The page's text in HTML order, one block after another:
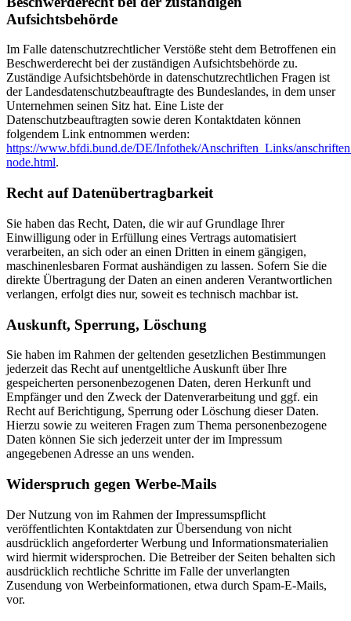
Aufsichtsbehörde
Im Falle datenschutzrechtlicher Verstöße steht dem Betroffenen ein
Beschwerderecht bei der zuständigen Aufsichtsbehörde zu.
Zuständige Aufsichtsbehörde in datenschutzrechtlichen Fragen ist
der Landesdatenschutzbeauftragte des Bundeslandes, in dem unser
Unternehmen seinen Sitz hat. Eine Liste der
Datenschutzbeauftragten sowie deren Kontaktdaten können
folgendem Link entnommen werden:
https://www.bfdi.bund.de/DE/Infothek/Anschriften_Links/
node.html.
Recht auf Datenübertragbarkeit
Sie haben das Recht, Daten, die wir auf Grundlage Ihrer
Einwilligung oder in Erfüllung eines Vertrags automatisiert
verarbeiten, an sich oder an einen Dritten in einem gängigen,
maschinenlesbaren Format aushändigen zu lassen. Sofern Sie die
direkte Übertragung der Daten an einen anderen Verantwortlichen
verlangen, erfolgt dies nur, soweit es technisch machbar ist.
Auskunft, Sperrung, Löschung
Sie haben im Rahmen der geltenden gesetzlichen Bestimmungen
jederzeit das Recht auf unentgeltliche Auskunft über Ihre
gespeicherten personenbezogenen Daten, deren Herkunft und
Empfänger und den Zweck der Datenverarbeitung und ggf. ein
Recht auf Berichtigung, Sperrung oder Löschung dieser Daten.
Hierzu sowie zu weiteren Fragen zum Thema personenbezogene
Daten können Sie sich jederzeit unter der im Impressum
angegebenen Adresse an uns wenden.
Widerspruch gegen Werbe-Mails
Der Nutzung von im Rahmen der Impressumspflicht
veröffentlichten Kontaktdaten zur Übersendung von nicht
ausdrücklich angeforderter Werbung und Informationsmaterialien
wird hiermit widersprochen. Die Betreiber der Seiten behalten sich
ausdrücklich rechtliche Schritte im Falle der unverlangten
Zusendung von Werbeinformationen, etwa durch Spam-E-Mails,
vor.